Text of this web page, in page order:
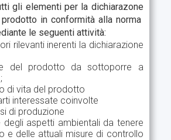
gli elementi per la dichiarazone
in conformità alla norma
le seguenti attività:
rilevanti inerenti la dichiarazione
del prodotto da sottoporre a
di vita del prodotto
interessate coinvolte
di produzione
degli aspetti ambientali da tenere
e delle attuali misure di controllo